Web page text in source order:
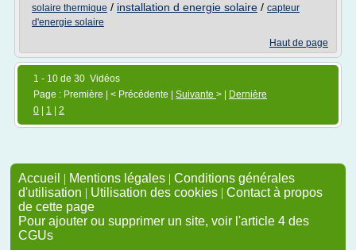
solaire thermique / installation d energie solaire / capteur
d'energie solaire
Haut de page
1 - 10 de 30 Vidéos
Page : Première | < Précédente | Suivante > |
Dernière
0
1 2
Accueil | Mentions légales | Conditions générales
d'utilisation | Utilisation des cookies | Contact à propos
de cette page
Pour ajouter ou supprimer un site, voir l'article 4 des
CGUs